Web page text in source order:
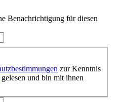
Benachrichtigung für diesen
zur Kenntnis
gelesen und bin mit ihnen